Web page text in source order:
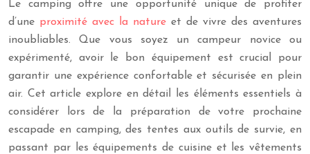
Le camping offre une opportunité unique de profiter
d’une proximité avec la nature et de vivre des aventures
inoubliables. Que vous soyez un campeur novice ou
expérimenté, avoir le bon équipement est crucial pour
garantir une expérience confortable et sécurisée en plein
air. Cet article explore en détail les éléments essentiels à
considérer lors de la préparation de votre prochaine
escapade en camping, des tentes aux outils de survie, en
passant par les équipements de cuisine et les vêtements